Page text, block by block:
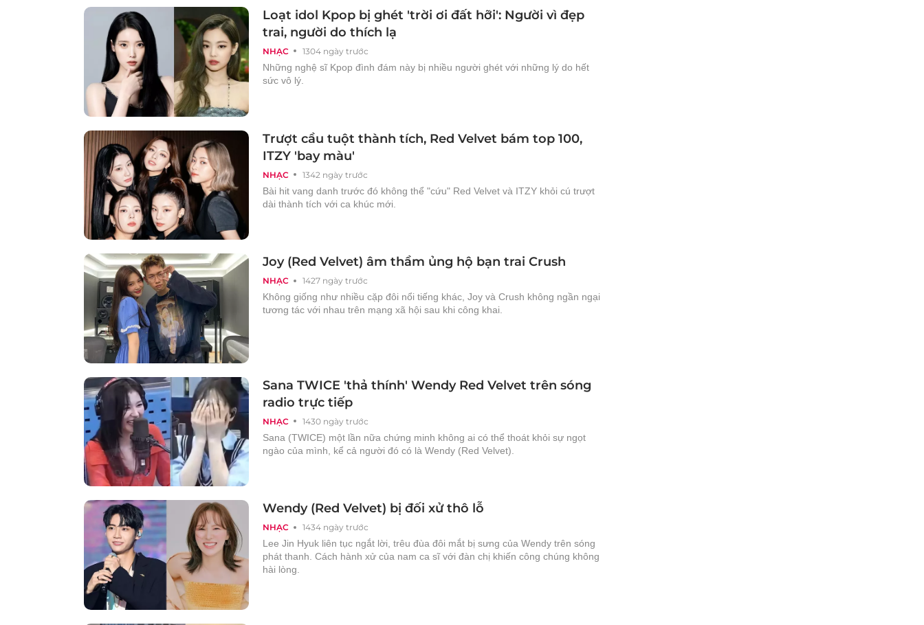
NHẠC 1304 ngày trước
Loạt idol Kpop bị ghét 'trời ơi đất hỡi': Người vì đẹp
trai, người do thích lạ
Những nghệ sĩ Kpop đình đám này bị nhiều người ghét với những lý do hết
sức vô lý.
NHẠC 1342 ngày trước
Trượt cầu tuột thành tích, Red Velvet bám top 100,
ITZY 'bay màu'
Bài hit vang danh trước đó không thể "cứu" Red Velvet và ITZY khỏi cú trượt
dài thành tích với ca khúc mới.
NHẠC 1427 ngày trước
Joy (Red Velvet) âm thầm ủng hộ bạn trai Crush
Không giống như nhiều cặp đôi nổi tiếng khác, Joy và Crush không ngần ngại
tương tác với nhau trên mạng xã hội sau khi công khai.
NHẠC 1430 ngày trước
Sana TWICE 'thả thính' Wendy Red Velvet trên sóng
radio trực tiếp
Sana (TWICE) một lần nữa chứng minh không ai có thể thoát khỏi sự ngọt
ngào của mình, kể cả người đó có là Wendy (Red Velvet).
NHẠC 1434 ngày trước
Wendy (Red Velvet) bị đối xử thô lỗ
Lee Jin Hyuk liên tục ngắt lời, trêu đùa đôi mắt bị sưng của Wendy trên sóng
phát thanh. Cách hành xử của nam ca sĩ với đàn chị khiến công chúng không
hài lòng.